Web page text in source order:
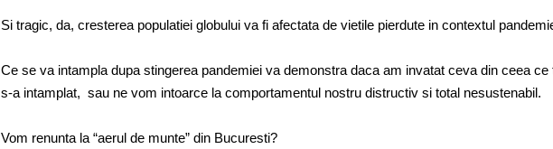
Si tragic, da, cresterea populatiei globului va fi afectata de vietile pierdute in contextul
Ce se va intampla dupa stingerea pandemiei va demonstra daca am invatat ceva din ceea ce
s-a intamplat, sau ne vom intoarce la comportamentul nostru distructiv si total nesustenabil.
Vom renunta la “aerul de munte” din Bucuresti?